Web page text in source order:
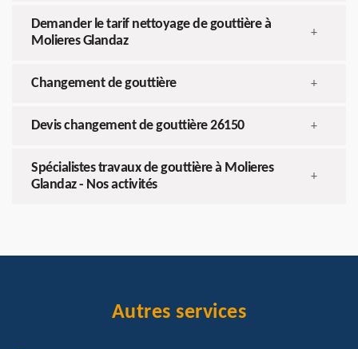
Demander le tarif nettoyage de gouttière à
Molieres Glandaz
+
Changement de gouttière +
Devis changement de gouttière 26150 +
Spécialistes travaux de gouttière à Molieres
Glandaz - Nos activités
+
Autres services